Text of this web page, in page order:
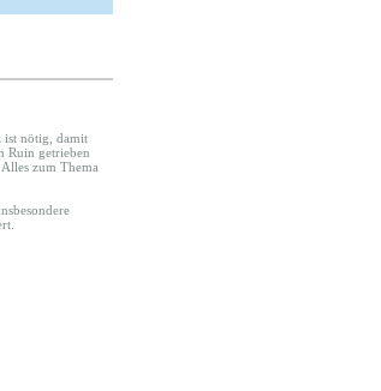
ist nötig, damit
Ruin getrieben
zum Thema